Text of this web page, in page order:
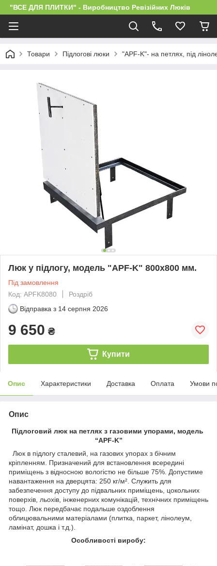
"ВСЕ ДЛЯ ПЛИТКИ" - Виробництво Ревізійних Люків
Товари Підлогові люки "APF-K"- на петлях, під
Люк у підлогу, модель "APF-K" 800х800 мм.
Під замовлення
Код: APFK8080
Роздріб
Відправка з 14 серпня 2026
9 650 ₴
Купити
Опис Характеристики Доставка Оплата Умови
Опис
Підлоговий люк на петлях з газовими упорами, модель
“APF-K”
Люк в підлогу сталевий, на газових упорах з бічним
кріпленням. Призначений для встановлення всередині
приміщень з відносною вологістю не більше 75%. Допустиме
навантаження на дверцята: 250 кг/м². Служить для
забезпечення доступу до підвальних приміщень, цокольних
поверхів, льохів, інженерних комунікацій, технічних приміщень
тощо. Люк передбачає подальше оздоблення
облицювальними матеріалами (плитка, паркет, лінолеум,
ламінат, дошка і т.д.).
Особливості виробу: